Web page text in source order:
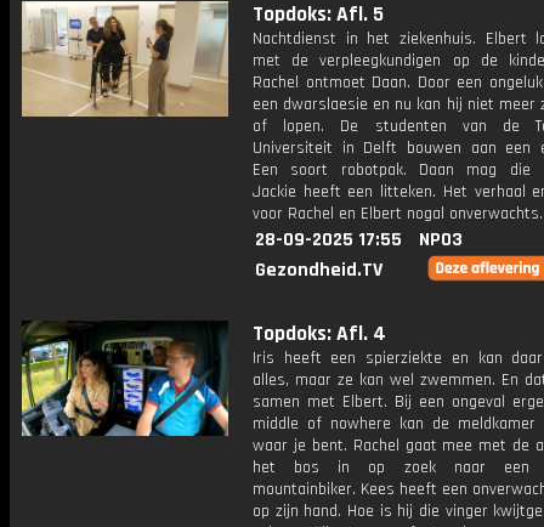
Topdoks: Afl. 5
Nachtdienst in het ziekenhuis. Elbert
met de verpleegkundigen op de
Rachel ontmoet Daan. Door een
een dwarslaesie en nu kan hij niet meer
of lopen. De studenten van de
Universiteit in Delft bouwen aan een
Een soort robotpak. Daan mag die
Jackie heeft een litteken. Het verhaal
voor Rachel en Elbert nogal onverwachts.
28-09-2025 17:55
NPO3
Gezondheid.TV
Topdoks: Afl. 4
Iris heeft een spierziekte en kan
alles, maar ze kan wel zwemmen. En
samen met Elbert. Bij een ongeval
middle of nowhere kan de meldkamer
waar je bent. Rachel gaat mee met de
het bos in op zoek naar een
mountainbiker. Kees heeft een
op zijn hand. Hoe is hij die vinger